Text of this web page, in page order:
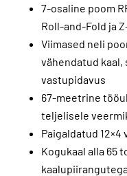
7-osaline poom
Roll-and-Fold ja
Viimased neli
vähendatud
vastupidavus
67-meetrine
teljelisele
Paigaldatud
Kogukaal alla 65